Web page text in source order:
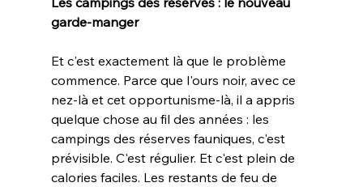
garde-manger
Et c'est exactement là que le problème
commence. Parce que l'ours noir, avec ce
nez-là et cet opportunisme-là, il a appris
quelque chose au fil des années : les
campings des réserves fauniques, c'est
prévisible. C'est régulier. Et c'est plein de
calories faciles. Les restants de feu de